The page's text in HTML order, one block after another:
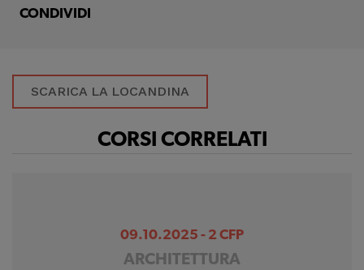
CONDIVIDI
SCARICA LA LOCANDINA
CORSI CORRELATI
09.10.2025 - 2 CFP
ARCHITETTURA